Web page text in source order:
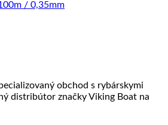
/ 0,35mm
obchod s rybárskymi
distribútor značky Viking Boat na